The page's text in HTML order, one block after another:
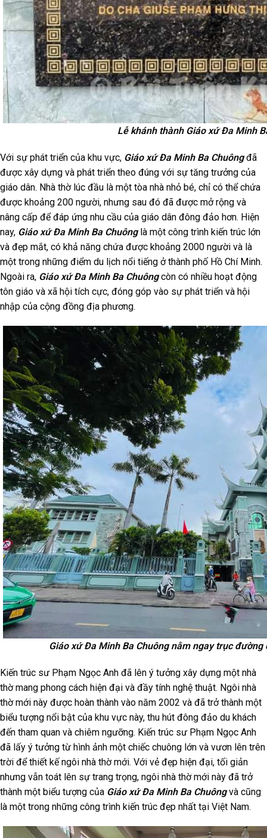
Lễ khánh thành Giáo xứ Đa Minh
Với sự phát triển của khu vực, Giáo xứ Đa Minh Ba Chuôngđã
được xây dựng và phát triển theo đúng với sự tăng trưởng của
giáo dân. Nhà thờ lúc đầu là một tòa nhà nhỏ bé, chỉ có thể chứa
được khoảng 200 người, nhưng sau đó đã được mở rộng và
nâng cấp để đáp ứng nhu cầu của giáo dân đông đảo hơn. Hiện
nay, Giáo xứ Đa Minh Ba Chuônglà một công trình kiến trúc lớn
và đẹp mắt, có khả năng chứa được khoảng 2000 người và là
một trong những điểm du lịch nổi tiếng ở thành phố Hồ Chí Minh.
Ngoài ra, Giáo xứ Đa Minh Ba Chuôngcòn có nhiều hoạt động
tôn giáo và xã hội tích cực, đóng góp vào sự phát triển và hội
nhập của cộng đồng địa phương.
Giáo xứ Đa Minh Ba Chuông nằm ngay trục đường
Kiến trúc sư Phạm Ngọc Anh đã lên ý tưởng xây dựng một nhà
thờ mang phong cách hiện đại và đầy tính nghệ thuật. Ngôi nhà
thờ mới này được hoàn thành vào năm 2002 và đã trở thành một
biểu tượng nổi bật của khu vực này, thu hút đông đảo du khách
đến tham quan và chiêm ngưỡng. Kiến trúc sư Phạm Ngọc Anh
đã lấy ý tưởng từ hình ảnh một chiếc chuông lớn và vươn lên trên
trời để thiết kế ngôi nhà thờ mới. Với vẻ đẹp hiện đại, tối giản
nhưng vẫn toát lên sự trang trọng, ngôi nhà thờ mới này đã trở
thành một biểu tượng của Giáo xứ Đa Minh Ba Chuôngvà cũng
là một trong những công trình kiến trúc đẹp nhất tại Việt Nam.